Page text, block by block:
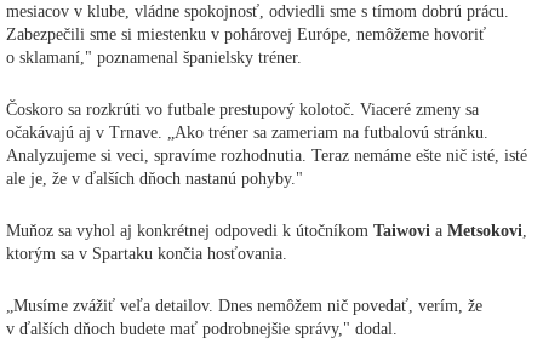
mesiacov v klube, vládne spokojnosť, odviedli sme s tímom dobrú prácu.
Zabezpečili sme si miestenku v pohárovej Európe, nemôžeme hovoriť
o sklamaní," poznamenal španielsky tréner.
Čoskoro sa rozkrúti vo futbale prestupový kolotoč. Viaceré zmeny sa
očakávajú aj v Trnave. „Ako tréner sa zameriam na futbalovú stránku.
Analyzujeme si veci, spravíme rozhodnutia. Teraz nemáme ešte nič isté, isté
ale je, že v ďalších dňoch nastanú pohyby."
Muňoz sa vyhol aj konkrétnej odpovedi k útočníkom Taiwovi a Metsokovi
ktorým sa v Spartaku končia hosťovania.
„Musíme zvážiť veľa detailov. Dnes nemôžem nič povedať, verím, že
v ďalších dňoch budete mať podrobnejšie správy," dodal.